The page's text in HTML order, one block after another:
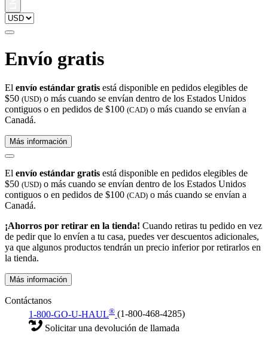
Envío gratis
El envío estándar gratis está disponible en pedidos elegibles de
$50 (USD) o más cuando se envían dentro de los Estados Unidos
contiguos o en pedidos de $100 (CAD) o más cuando se envían a
Canadá.
Más información
El envío estándar gratis está disponible en pedidos elegibles de
$50 (USD) o más cuando se envían dentro de los Estados Unidos
contiguos o en pedidos de $100 (CAD) o más cuando se envían a
Canadá.
¡Ahorros por retirar en la tienda! Cuando retiras tu pedido en vez
de pedir que lo envíen a tu casa, puedes ver descuentos adicionales,
ya que algunos productos tendrán un precio inferior por retirarlos en
la tienda.
Más información
Contáctanos
1-800-GO-U-HAUL® (1-800-468-4285)
Solicitar una devolución de llamada